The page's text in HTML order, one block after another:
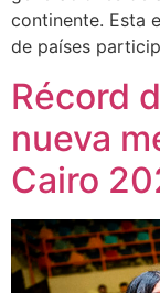
continente. Esta
de países
Récord
nueva
Cairo